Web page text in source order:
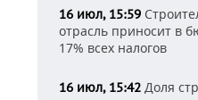
16 июл, 15:59
отрасль приносит в
17% всех налогов
16 июл, 15:42 Доля